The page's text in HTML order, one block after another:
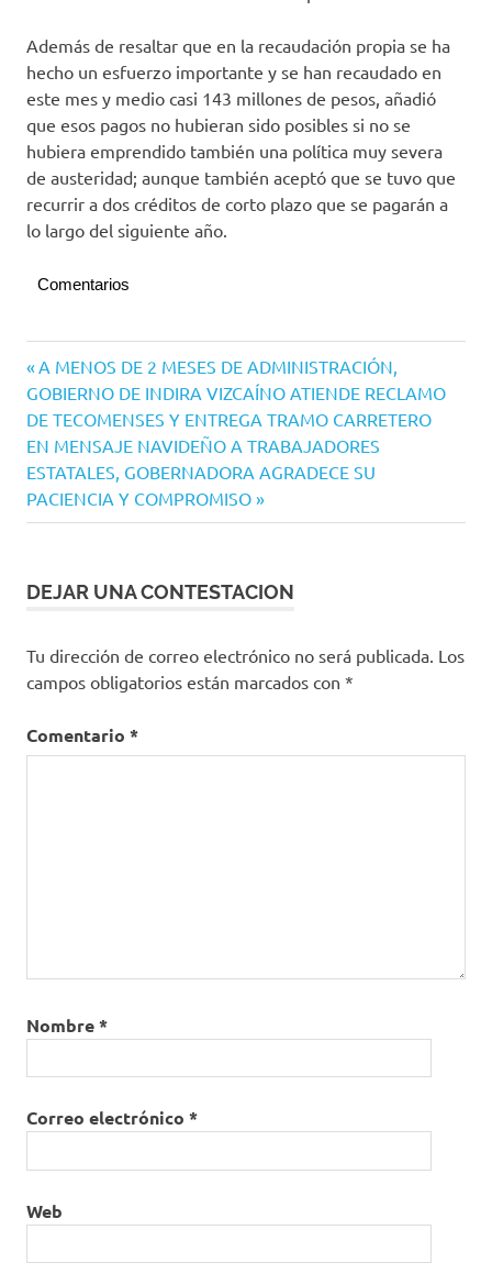
Además de resaltar que en la recaudación propia se ha
hecho un esfuerzo importante y se han recaudado en
este mes y medio casi 143 millones de pesos, añadió
que esos pagos no hubieran sido posibles si no se
hubiera emprendido también una política muy severa
de austeridad; aunque también aceptó que se tuvo que
recurrir a dos créditos de corto plazo que se pagarán a
lo largo del siguiente año.
Comentarios
Navegación
de
entradas
Entrada
anterior:
A MENOS DE 2 MESES DE ADMINISTRACIÓN,
GOBIERNO DE INDIRA VIZCAÍNO ATIENDE RECLAMO
DE TECOMENSES Y ENTREGA TRAMO CARRETERO
Siguiente
entrada:
EN MENSAJE NAVIDEÑO A TRABAJADORES
ESTATALES, GOBERNADORA AGRADECE SU
PACIENCIA Y COMPROMISO
DEJAR UNA CONTESTACION
Tu dirección de correo electrónico no será publicada. Los
campos obligatorios están marcados con *
Comentario *
Nombre*
Correo electrónico *
Web